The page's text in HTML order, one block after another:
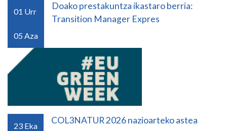
01 Urr
05 Aza
Doako prestakuntza ikastaro berria:
Transition Manager Expres
23 Eka
COL3NATUR 2026 nazioarteko astea